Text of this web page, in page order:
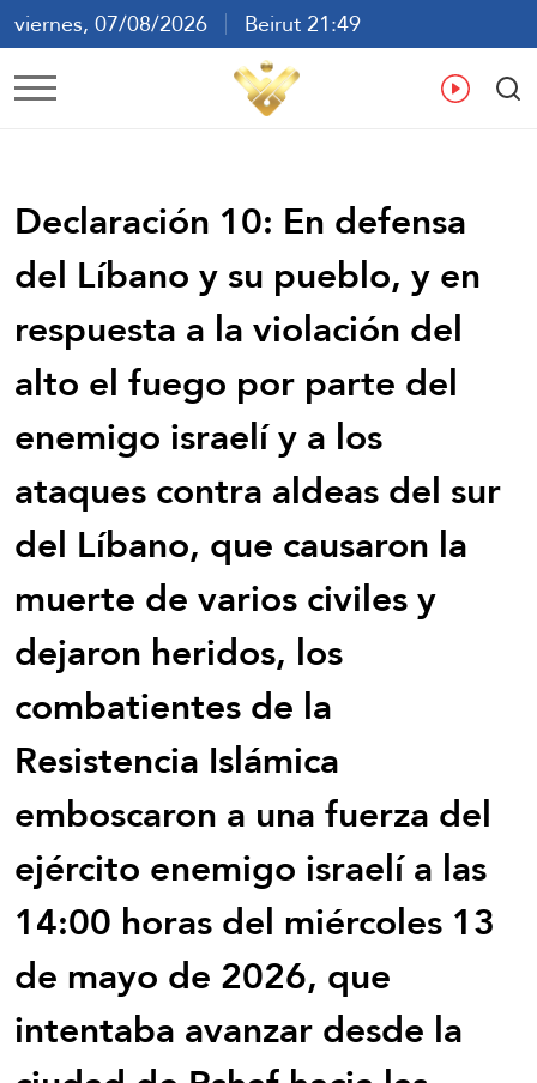
viernes, 07/08/2026
Beirut 21:49
ع En
Declaración 10: En defensa
del Líbano y su pueblo, y en
respuesta a la violación del
alto el fuego por parte del
enemigo israelí y a los
ataques contra aldeas del sur
del Líbano, que causaron la
muerte de varios civiles y
dejaron heridos, los
combatientes de la
Resistencia Islámica
emboscaron a una fuerza del
ejército enemigo israelí a las
14:00 horas del miércoles 13
de mayo de 2026, que
intentaba avanzar desde la